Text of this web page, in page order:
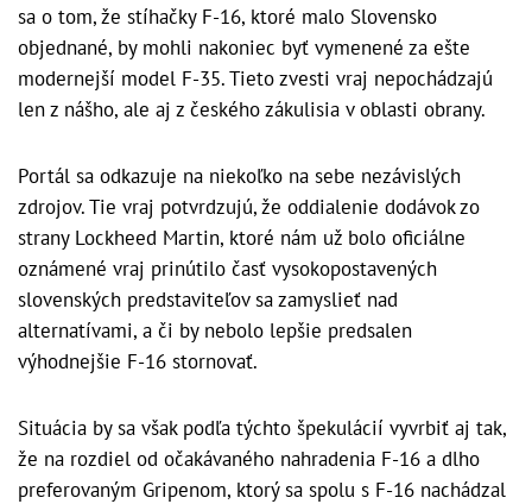
sa o tom, že stíhačky F-16, ktoré malo Slovensko
objednané, by mohli nakoniec byť vymenené za ešte
modernejší model F-35. Tieto zvesti vraj nepochádzajú
len z nášho, ale aj z českého zákulisia v oblasti obrany.
Portál sa odkazuje na niekoľko na sebe nezávislých
zdrojov. Tie vraj potvrdzujú, že oddialenie dodávok zo
strany Lockheed Martin, ktoré nám už bolo oficiálne
oznámené vraj prinútilo časť vysokopostavených
slovenských predstaviteľov sa zamyslieť nad
alternatívami, a či by nebolo lepšie predsalen
výhodnejšie F-16 stornovať.
Situácia by sa však podľa týchto špekulácií vyvrbiť aj tak,
že na rozdiel od očakávaného nahradenia F-16 a dlho
preferovaným Gripenom, ktorý sa spolu s F-16 nachádzal